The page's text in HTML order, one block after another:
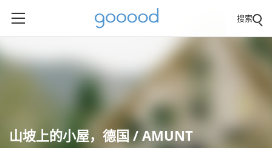
搜索
山坡上的小屋，德国 / AMUNT